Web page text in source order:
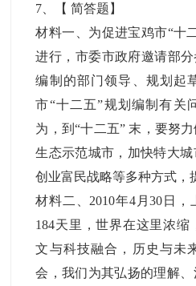
7 、【简答题 】
材料一、为促进宝鸡市“十
进行，市委市政府邀请部分
编制的部门领导、规划起
市“十二五”规划编制有关
为，到“十二五” 末，要努
生态示范城市，加快特大
创业富民战略等多种方式，
材料二、2010年4月30日，
184天里，世界在这里浓缩
文与科技融合，历史与未
会，我们为其弘扬的理解